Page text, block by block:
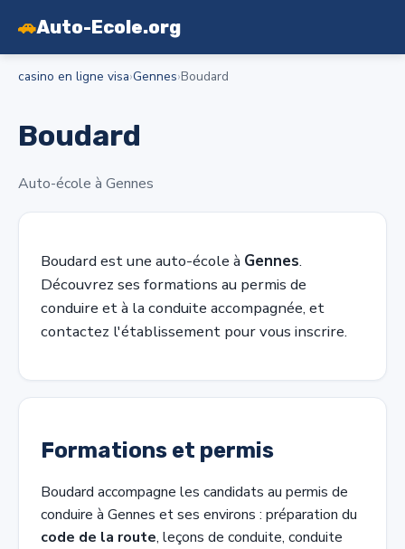
🚗Auto-Ecole.org
casino en ligne visa›Gennes›Boudard
Boudard
Auto-école à Gennes
Boudard est une auto-école à Gennes.
Découvrez ses formations au permis de
conduire et à la conduite accompagnée, et
contactez l'établissement pour vous inscrire.
Formations et permis
Boudard accompagne les candidats au permis de
conduire à Gennes et ses environs : préparation du
code de la route, leçons de conduite, conduite